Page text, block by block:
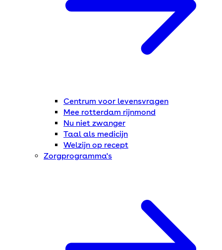
Centrum voor levensvragen
Mee rotterdam rijnmond
Nu niet zwanger
Taal als medicijn
Welzijn op recept
Zorgprogramma's